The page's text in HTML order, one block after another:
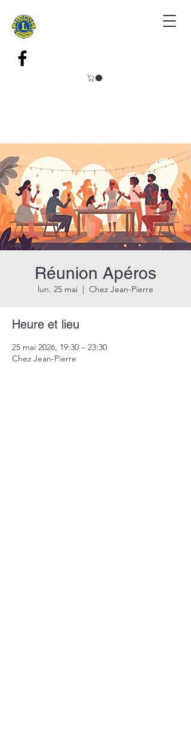
Réunion Apéros
lun. 25 mai
  |
Chez Jean-Pierre
Heure et lieu
25 mai 2026, 19:30 – 23:30
Chez Jean-Pierre